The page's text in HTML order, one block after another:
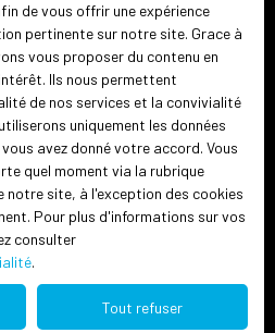
de mes données personnelles
Si vous ne souhaitez pas faire
par voie
vous inscrire gratuitement
au démarchage téléphonique,
1 du code de la consommation,
ou par courrier
Bloctel, CS 61311, 41013 BLOIS
le traitement de vos données
consulter notre
de vous offrir une expérience
pertinente sur notre site. Grace à
vous proposer du contenu en
Ils nous permettent
de nos services et la convivialité
uniquement les données
avez donné votre accord. Vous
quel moment via la rubrique
notre site, à l'exception des cookies
Pour plus d'informations sur vos
consulter
.
Tout refuser